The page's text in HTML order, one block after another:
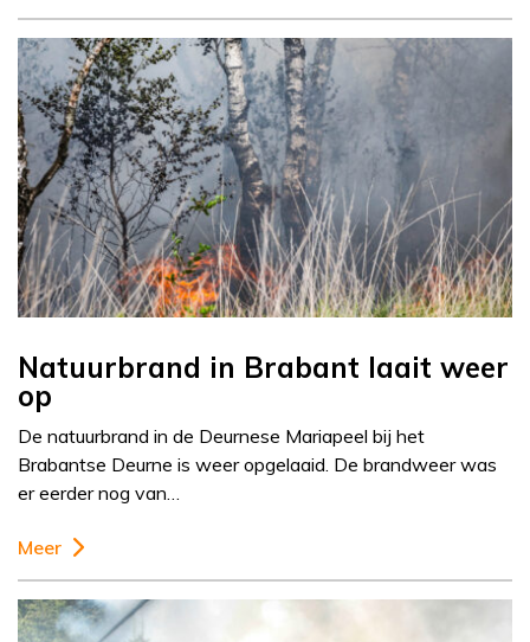
Natuurbrand in Brabant laait weer
op
De natuurbrand in de Deurnese Mariapeel bij het
Brabantse Deurne is weer opgelaaid. De brandweer was
er eerder nog van…
Meer